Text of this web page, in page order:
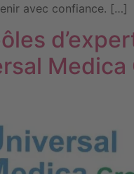
avec confiance. […]
Medica